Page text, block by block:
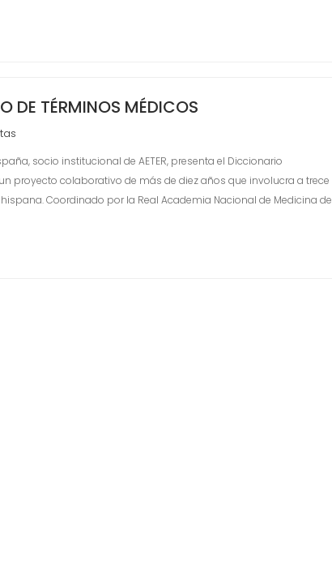
DE TÉRMINOS MÉDICOS
socio institucional de AETER, presenta el Diccionario
proyecto colaborativo de más de diez años que involucra a trece
Coordinado por la Real Academia Nacional de Medicina de